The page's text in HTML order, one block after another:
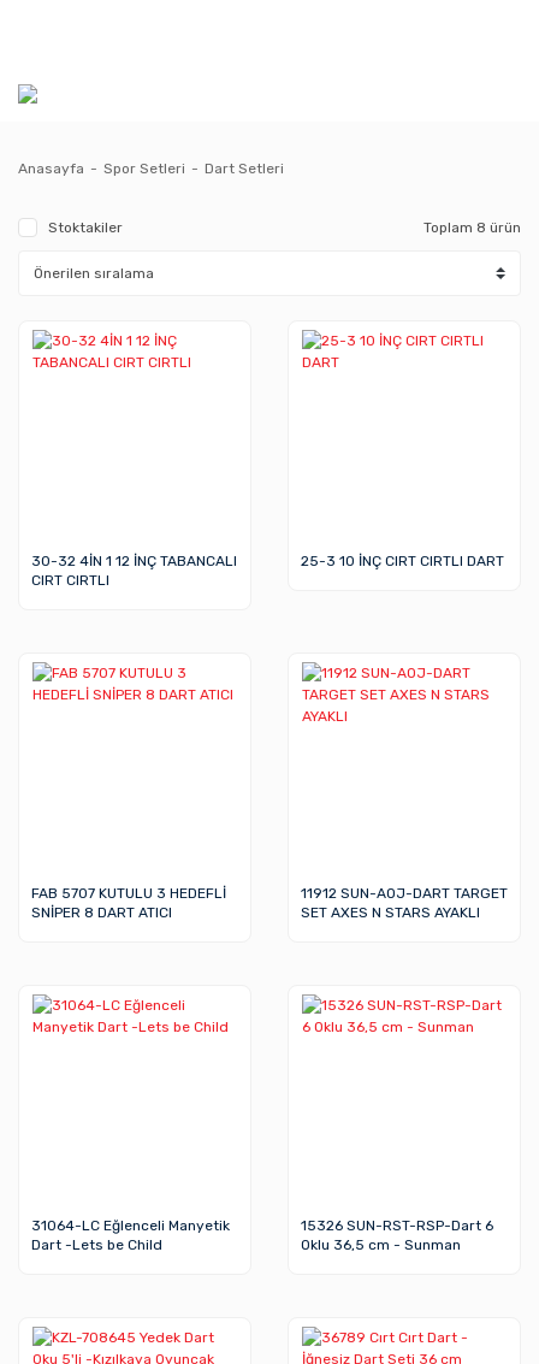
Anasayfa Spor Setleri Dart Setleri
Stoktakiler Toplam 8 ürün
30-32 4İN 1 12 İNÇ TABANCALI
CIRT CIRTLI
25-3 10 İNÇ CIRT CIRTLI DART
FAB 5707 KUTULU 3 HEDEFLİ
SNİPER 8 DART ATICI
11912 SUN-AOJ-DART TARGET
SET AXES N STARS AYAKLI
31064-LC Eğlenceli Manyetik
Dart -Lets be Child
15326 SUN-RST-RSP-Dart 6
Oklu 36,5 cm - Sunman